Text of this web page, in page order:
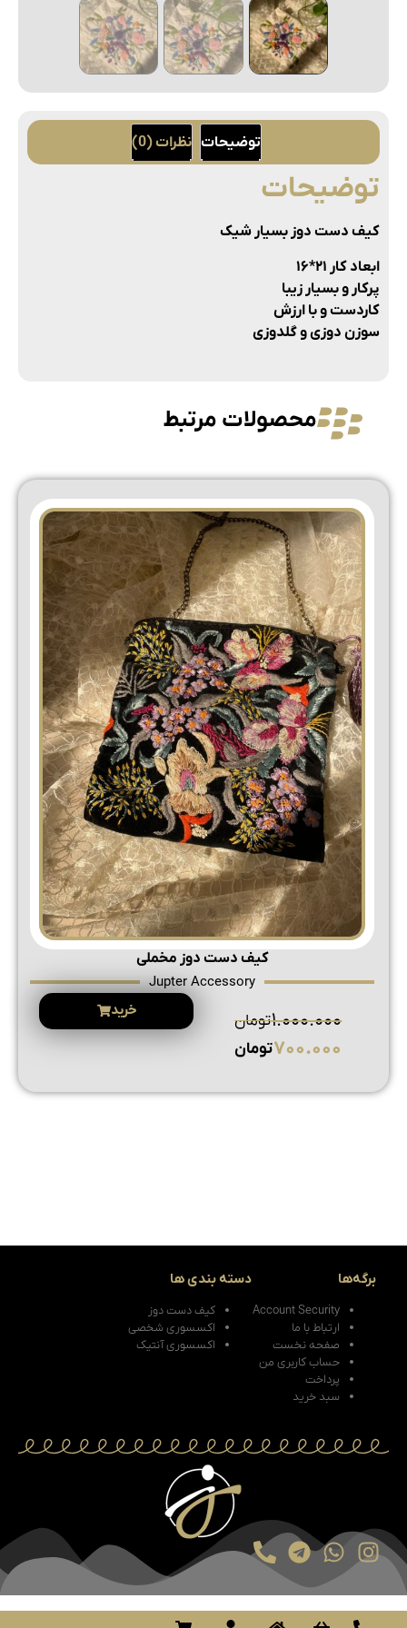
توضیحات نظرات (0)
توضیحات
کیف دست دوز بسیار شیک
ابعاد کار ۲۱*۱۶
پرکار و بسیار زیبا
کاردست و با ارزش
سوزن دوزی و گلدوزی
محصولات مرتبط
کیف دست دوز مخملی
Jupter Accessory
1.000.000تومان
700.000تومان
خرید
برگه‌ها
Account Security
ارتباط با ما
صفحه نخست
حساب کاربری من
پرداخت
سبد خرید
دسته بندی ها
کیف دست دوز
اکسسوری شخصی
اکسسوری آنتیک